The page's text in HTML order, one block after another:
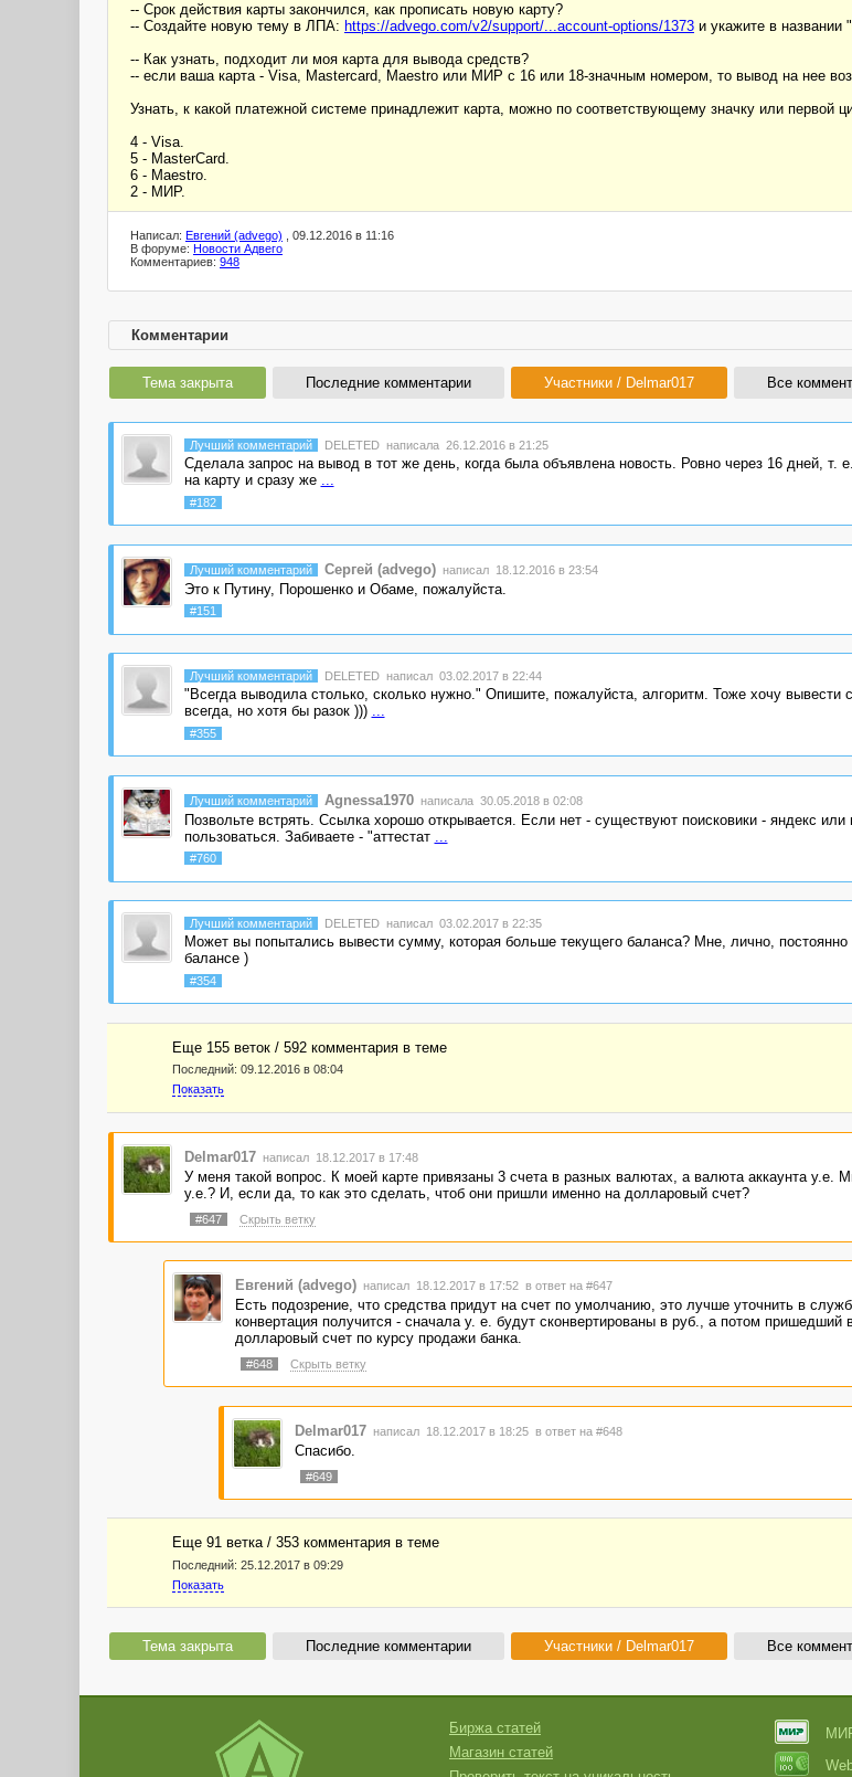
-- Срок действия карты закончился, как прописать новую карту?
-- Создайте новую тему в ЛПА: https://advego.com/v2/support/...account-options/1373 и укажите в названии
-- Как узнать, подходит ли моя карта для вывода средств?
-- если ваша карта - Visa, Mastercard, Maestro или МИР с 16 или 18-значным номером, то вывод на нее
Узнать, к какой платежной системе принадлежит карта, можно по соответствующему значку или первой
4 - Visa.
5 - MasterCard.
6 - Maestro.
2 - МИР.
Написал: Евгений (advego) , 09.12.2016 в 11:16
В форуме: Новости Адвего
Комментариев: 948
Комментарии
Тема закрыта Последние комментарии Участники / Delmar017 Все
Лучший комментарий DELETED написала 26.12.2016 в 21:25
Сделала запрос на вывод в тот же день, когда была объявлена новость. Ровно через 16 дней, т.
на карту и сразу же ...
#182
Лучший комментарий Сергей (advego) написал 18.12.2016 в 23:54
Это к Путину, Порошенко и Обаме, пожалуйста.
#151
Лучший комментарий DELETED написал 03.02.2017 в 22:44
"Всегда выводила столько, сколько нужно." Опишите, пожалуйста, алгоритм. Тоже хочу вывести
всегда, но хотя бы разок ))) ...
#355
Лучший комментарий Agnessa1970 написала 30.05.2018 в 02:08
Позвольте встрять. Ссылка хорошо открывается. Если нет - существуют поисковики - яндекс или
пользоваться. Забиваете - "аттестат
#760
Лучший комментарий DELETED написал 03.02.2017 в 22:35
Может вы попытались вывести сумму, которая больше текущего баланса? Мне, лично,
балансе )
#354
Еще 155 веток / 592 комментария в темe
Последний: 09.12.2016 в 08:04
Показать
Delmar017 написал 18.12.2017 в 17:48
У меня такой вопрос. К моей карте привязаны 3 счета в разных валютах, а валюта аккаунта у.е.
у.е.? И, если да, то как это сделать, чтоб они пришли именно на долларовый счет?
#647 Скрыть ветку
Евгений (advego) написал 18.12.2017 в 17:52 в ответ на #647
Есть подозрение, что средства придут на счет по умолчанию, это лучше уточнить в
конвертация получится - сначала у. е. будут сконвертированы в руб., а потом пришедший
долларовый счет по курсу продажи банка.
#648 Скрыть ветку
Delmar017 написал 18.12.2017 в 18:25 в ответ на #648
Спасибо.
#649
Еще 91 ветка / 353 комментария в темe
Последний: 25.12.2017 в 09:29
Показать
Тема закрыта Последние комментарии Участники / Delmar017 Все
Биржа статей
Магазин статей